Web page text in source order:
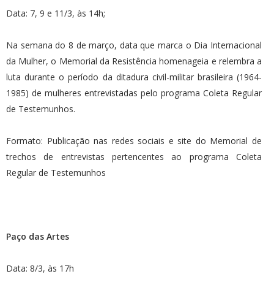
Data: 7, 9 e 11/3, às 14h;
Na semana do 8 de março, data que marca o Dia Internacional
da Mulher, o Memorial da Resistência homenageia e relembra a
luta durante o período da ditadura civil-militar brasileira (1964-
1985) de mulheres entrevistadas pelo programa Coleta Regular
de Testemunhos.
Formato: Publicação nas redes sociais e site do Memorial de
trechos de entrevistas pertencentes ao programa Coleta
Regular de Testemunhos
Paço das Artes
Data: 8/3, às 17h